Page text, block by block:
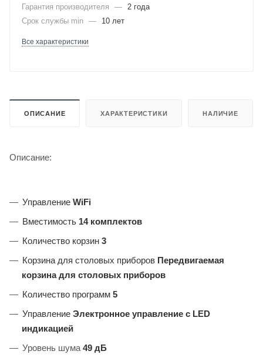
Гарантия производителя
—
2 года
Срок службы min — 10 лет
Все характеристики
ОПИСАНИЕ ХАРАКТЕРИСТИКИ НАЛИЧИЕ
Описание:
Управление WiFi
Вместимость 14 комплектов
Количество корзин 3
Корзина для столовых приборов Передвигаемая
корзина для столовых приборов
Количество программ 5
Управление Электронное управление c LED
индикацией
Уровень шума 49 дБ